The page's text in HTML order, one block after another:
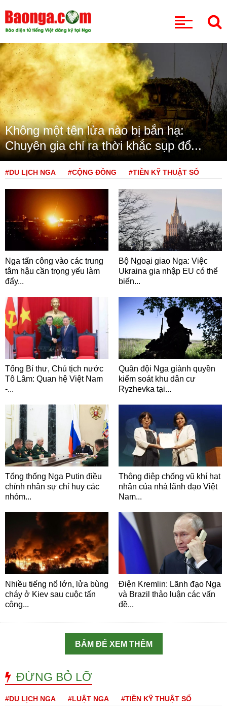
Không một tên lửa nào bị bắn hạ:
Chuyên gia chỉ ra thời khắc sụp đổ...
#DU LỊCH NGA #CỘNG ĐỒNG #TIỀN KỸ THUẬT SỐ
Nga tấn công vào các trung
tâm hậu cần trọng yếu làm
đẩy...
Bộ Ngoại giao Nga: Việc
Ukraina gia nhập EU có thể
biến...
Tổng Bí thư, Chủ tịch nước
Tô Lâm: Quan hệ Việt Nam
-...
Quân đội Nga giành quyền
kiểm soát khu dân cư
Ryzhevka tại...
Tổng thống Nga Putin điều
chỉnh nhân sự chỉ huy các
nhóm...
Thông điệp chống vũ khí hạt
nhân của nhà lãnh đạo Việt
Nam...
Nhiều tiếng nổ lớn, lửa bùng
cháy ở Kiev sau cuộc tấn
công...
Điện Kremlin: Lãnh đạo Nga
và Brazil thảo luận các vấn
đề...
BẤM ĐỂ XEM THÊM
ĐỪNG BỎ LỠ
#DU LỊCH NGA #LUẬT NGA #TIỀN KỸ THUẬT SỐ